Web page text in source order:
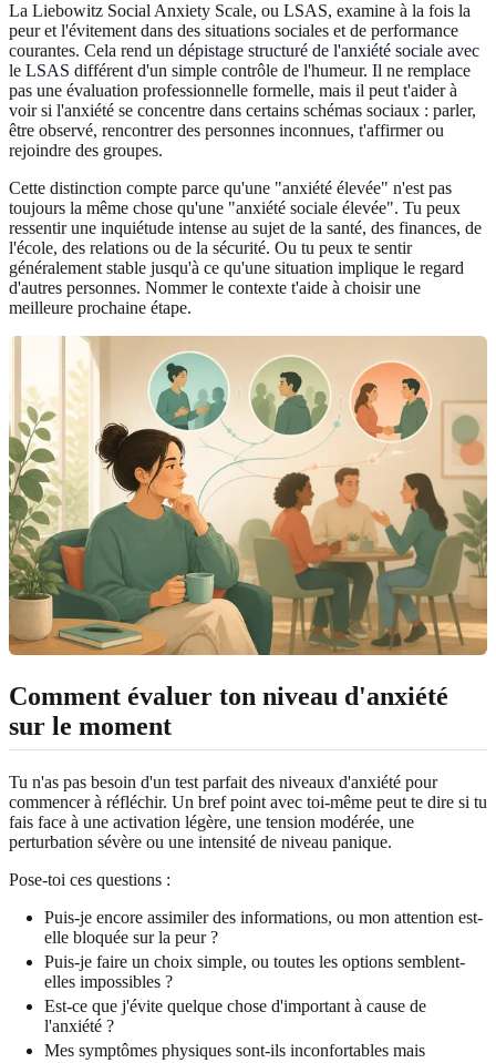
La Liebowitz Social Anxiety Scale, ou LSAS, examine à la fois la
peur et l'évitement dans des situations sociales et de performance
courantes. Cela rend un dépistage structuré de l'anxiété sociale avec
le LSAS différent d'un simple contrôle de l'humeur. Il ne remplace
pas une évaluation professionnelle formelle, mais il peut t'aider à
voir si l'anxiété se concentre dans certains schémas sociaux : parler,
être observé, rencontrer des personnes inconnues, t'affirmer ou
rejoindre des groupes.
Cette distinction compte parce qu'une "anxiété élevée" n'est pas
toujours la même chose qu'une "anxiété sociale élevée". Tu peux
ressentir une inquiétude intense au sujet de la santé, des finances, de
l'école, des relations ou de la sécurité. Ou tu peux te sentir
généralement stable jusqu'à ce qu'une situation implique le regard
d'autres personnes. Nommer le contexte t'aide à choisir une
meilleure prochaine étape.
Comment évaluer ton niveau d'anxiété
sur le moment
Tu n'as pas besoin d'un test parfait des niveaux d'anxiété pour
commencer à réfléchir. Un bref point avec toi-même peut te dire si tu
fais face à une activation légère, une tension modérée, une
perturbation sévère ou une intensité de niveau panique.
Pose-toi ces questions :
Puis-je encore assimiler des informations, ou mon attention est-
elle bloquée sur la peur ?
Puis-je faire un choix simple, ou toutes les options semblent-
elles impossibles ?
Est-ce que j'évite quelque chose d'important à cause de
l'anxiété ?
Mes symptômes physiques sont-ils inconfortables mais